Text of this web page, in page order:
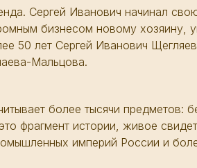
Сергей Иванович начинал
бизнесом новому
50 лет Сергей Иванович
Мальцова.
более тысячи предметов:
фрагмент истории, живое
империй России и